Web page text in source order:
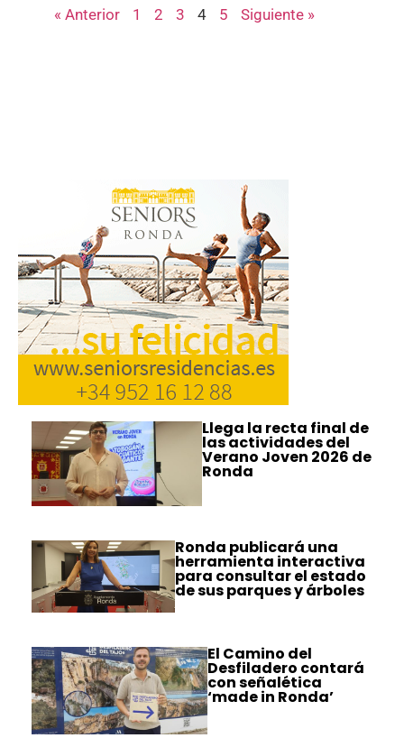
« Anterior 1 2 3 4 5 Siguiente »
Llega la recta final de
las actividades del
Verano Joven 2026 de
Ronda
Ronda publicará una
herramienta interactiva
para consultar el estado
de sus parques y árboles
El Camino del
Desfiladero contará
con señalética
‘made in Ronda’